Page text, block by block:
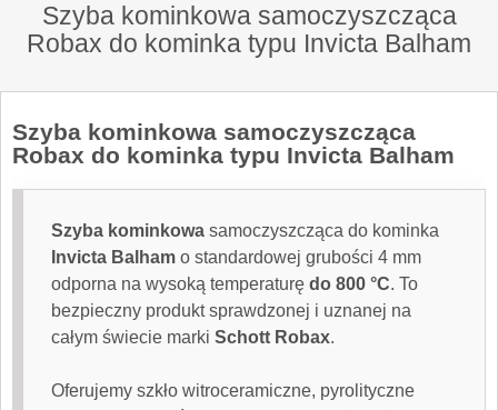
Szyba kominkowa samoczyszcząca
Robax do kominka typu Invicta Balham
Szyba kominkowa samoczyszcząca
Robax do kominka typu Invicta Balham
Szyba kominkowa samoczyszcząca do kominka
Invicta Balham o standardowej grubości 4 mm
odporna na wysoką temperaturę do 800 °C. To
bezpieczny produkt sprawdzonej i uznanej na
całym świecie marki Schott Robax.
Oferujemy szkło witroceramiczne, pyrolityczne